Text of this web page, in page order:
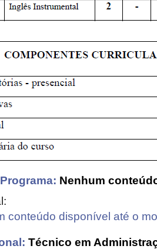
Nenhum
conteúdo disponível até o
Técnico em